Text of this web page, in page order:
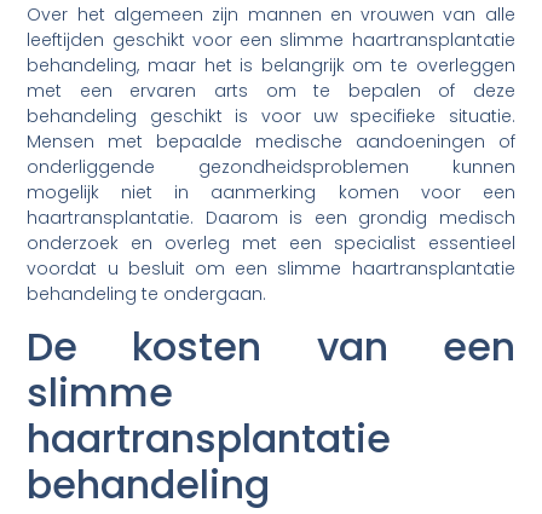
Over het algemeen zijn mannen en vrouwen van alle
leeftijden geschikt voor een slimme haartransplantatie
behandeling, maar het is belangrijk om te overleggen
met een ervaren arts om te bepalen of deze
behandeling geschikt is voor uw specifieke situatie.
Mensen met bepaalde medische aandoeningen of
onderliggende gezondheidsproblemen kunnen
mogelijk niet in aanmerking komen voor een
haartransplantatie. Daarom is een grondig medisch
onderzoek en overleg met een specialist essentieel
voordat u besluit om een slimme haartransplantatie
behandeling te ondergaan.
De kosten van een
slimme
haartransplantatie
behandeling